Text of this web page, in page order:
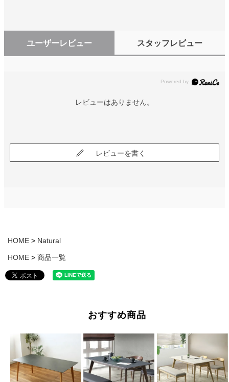
ユーザーレビュー スタッフレビュー
レビューはありません。
レビューを書く
HOME Natural
HOME 商品一覧
おすすめ商品